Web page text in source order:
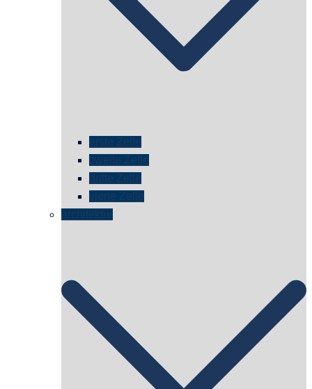
erste Zelle
zweite Zelle
dritte Zelle
vierte Zelle
architektur